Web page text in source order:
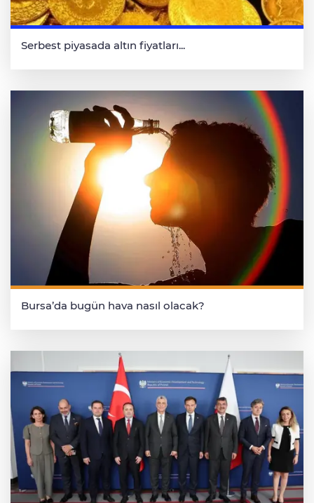
Serbest piyasada altın fiyatları...
Bursa’da bugün hava nasıl olacak?